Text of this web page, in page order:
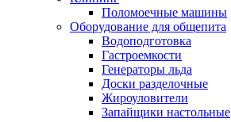
Поломоечные машины
Оборудование для общепита
Водоподготовка
Гастроемкости
Генераторы льда
Доски разделочные
Жироуловители
Запайщики настольные